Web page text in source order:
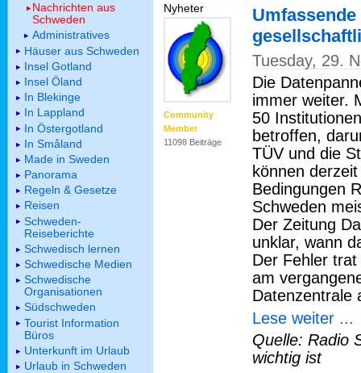
Nyheter
Community
Member
11098 Beiträge
Tuesday, 29.
Die
immer weiter.
50
betroffen,
TÜV und die
können
Bedingungen
Schweden
Der Zeitung
unklar, wann
Der Fehler
am
Datenzentrale
Lese weiter ...
Quelle: Radio
wichtig ist
Nachrichten aus
Schweden
Administratives
Häuser aus Schweden
Insel Gotland
Insel Öland
In Blekinge
In Lappland
In Östergotland
In Småland
Made in Sweden
Panorama
Regeln & Gesetze
Reisen
Schweden-
Reiseberichte
Schwedisch lernen
Schwedische Medien
Schwedische
Organisationen
Südschweden
Tourist Information
Büros
Unterkunft im Urlaub
Urlaub in Schweden